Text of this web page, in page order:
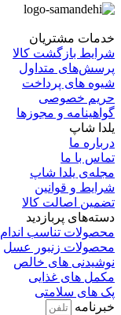
خدمات مشتریان
شرایط بازگشت کالا
پرسش‌های متداول
شیوه های پرداخت
حریم خصوصی
گواهینامه‌ و مجوزها
یلدا شاپ
درباره‌ ما
تماس با ما
مجله‌ی یلدا شاپ
شرایط و قوانین
تضمین اصالت کالا
دسته‌های پربازدید
محصولات تناسب اندام
محصولات زنبور عسل
نوشیدنی های خالص
مکمل های غذایی
پک های سلامتی
خبرنامه